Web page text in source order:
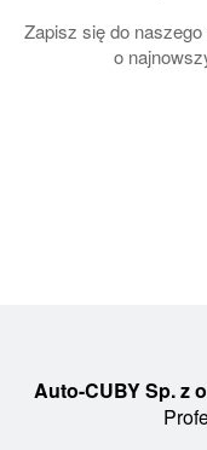
Zapisz się do
o
Auto-CUBY Sp. z